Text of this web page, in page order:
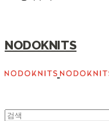
NODOKNITS